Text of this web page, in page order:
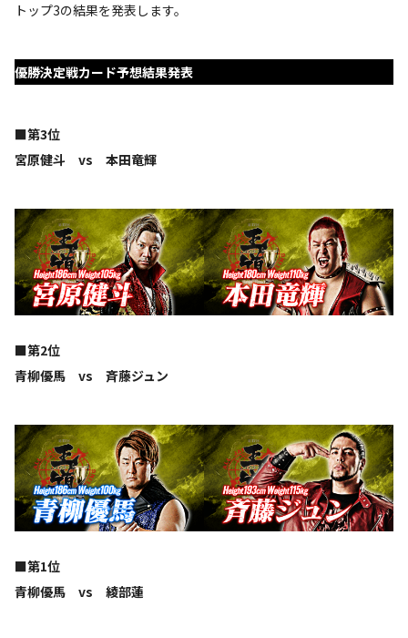
トップ3の結果を発表します。
優勝決定戦カード予想結果発表
■第3位
宮原健斗 vs 本田竜輝
■第2位
青柳優馬 vs 斉藤ジュン
■第1位
青柳優馬 vs 綾部蓮